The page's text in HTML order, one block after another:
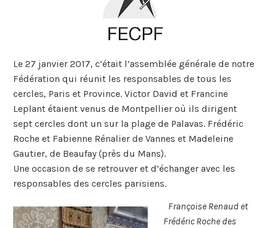
Le 27 janvier 2017, c’était l’assemblée générale de notre
Fédération qui réunit les responsables de tous les
cercles, Paris et Province. Victor David et Francine
Leplant étaient venus de Montpellier où ils dirigent
sept cercles dont un sur la plage de Palavas. Frédéric
Roche et Fabienne Rénalier de Vannes et Madeleine
Gautier, de Beaufay (près du Mans).
Une occasion de se retrouver et d’échanger avec les
responsables des cercles parisiens.
Françoise Renaud et
Frédéric Roche des